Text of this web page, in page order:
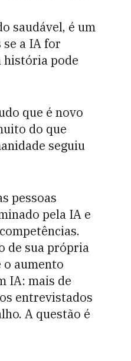
saudável, é um
a IA for
história pode
que é novo
do que
seguiu
pessoas
pela IA e
de sua própria
o aumento
IA: mais de
entrevistados
A questão é